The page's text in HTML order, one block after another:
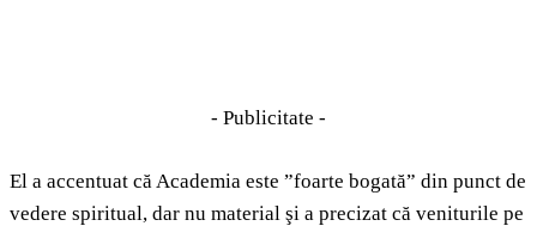
- Publicitate -
El a accentuat că Academia este ”foarte bogată” din punct de
vedere spiritual, dar nu material şi a precizat că veniturile pe